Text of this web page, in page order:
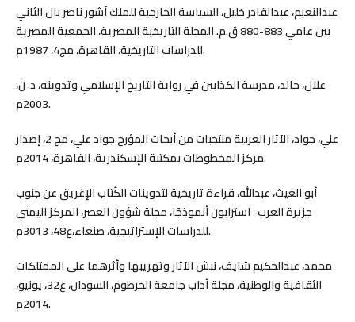
عبدالنعيم، عبدالقادر خليل، السياسة الخارجية للملك آشور ناصر بال الثاني
بين عامي 883-880 ق.م. المجلة التاريخية المصرية، الجمعية المصرية
للدراسات التاريخية، القاهرة، مج4، 1987م.
علال، خالد، مدرسة الكذابين في رواية التاريخ الإسلامي وتدوينه، د. ن،
2003م.
علي، جواد، الآثار العربية منتخبات من أبحاث المؤرخ جواد علي، مج 2، إصدار
مركز المخطوطات بمكتبة الإسكندرية، القاهرة، 2014م.
أبو الغيث، عبدالله، قراءة تاريخية لتدوينات الكُتاب الإغريق عن جنوب
جزيرة العرب- استرابون أنموذجًا، مجلة شؤون العصر، المركز اليمني
للدراسات الإستراتيجية، صنعاء،ع48، 3013م.
محمد، عبدالحكيم شايف، نبش الآثار وتهريبها وأثرهما على الممتلكات
الثقافية والوطنية، مجلة آداب جامعة الخرطوم، السودان، ع32، يونيو،
2014م.